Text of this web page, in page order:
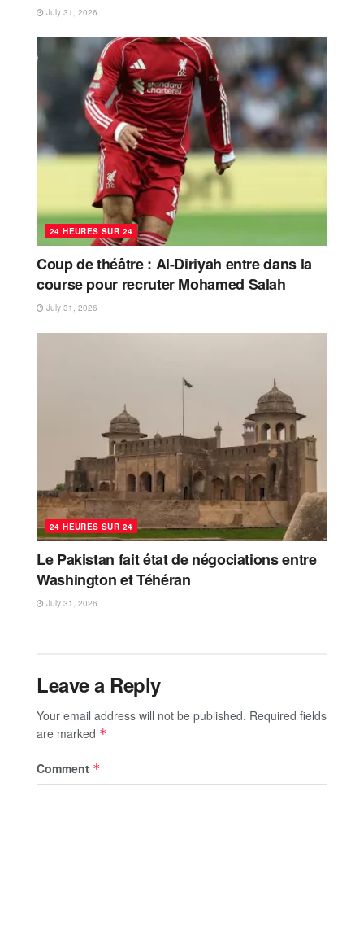
July 31, 2026
24 HEURES SUR 24
Coup de théâtre : Al-Diriyah entre dans la
course pour recruter Mohamed Salah
July 31, 2026
24 HEURES SUR 24
Le Pakistan fait état de négociations entre
Washington et Téhéran
July 31, 2026
Leave a Reply
Your email address will not be published. Required fields
are marked *
Comment *